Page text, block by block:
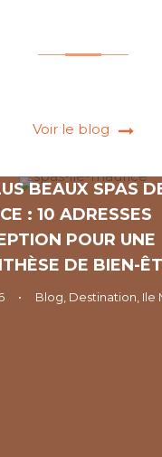
Voir le blog
BEAUX SPAS
: 10 ADRESSES
POUR UNE
DE BIEN-
• Blog, Destination, Ile